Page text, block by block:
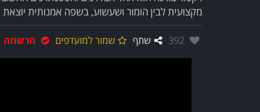
מקצועית לבין הומור ושעשוע, בשפה אמנותית
אהבו:
392 שתף שמור למועדפים הרשמה